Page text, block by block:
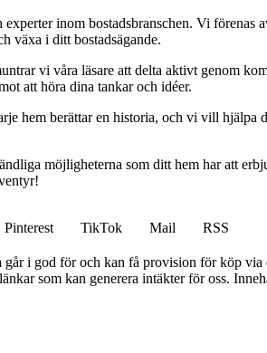
inom bostadsbranschen. Vi
växa i ditt bostadsägande.
vi våra läsare att delta aktivt genom
att höra dina tankar och idéer.
hem berättar en historia, och vi vill
möjligheterna som ditt hem har att
Pinterest TikTok Mail
RSS
i god för och kan få provision för köp via
som kan generera intäkter för oss.